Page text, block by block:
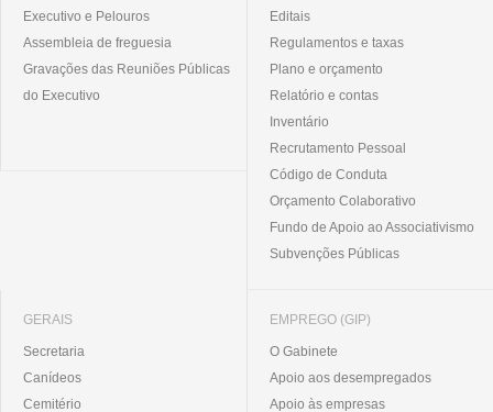
Executivo e Pelouros
Assembleia de freguesia
Gravações das Reuniões Públicas
do Executivo
Editais
Regulamentos e taxas
Plano e orçamento
Relatório e contas
Inventário
Recrutamento Pessoal
Código de Conduta
Orçamento Colaborativo
Fundo de Apoio ao Associativismo
Subvenções Públicas
GERAIS
Secretaria
Canídeos
Cemitério
EMPREGO (GIP)
O Gabinete
Apoio aos desempregados
Apoio às empresas